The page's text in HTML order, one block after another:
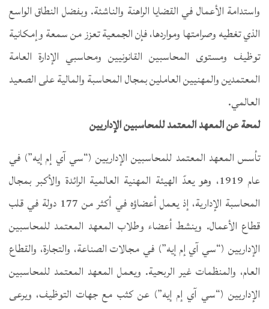
واستدامة الأعمال في القضايا الراهنة والناشئة. وبفضل النطاق الواسع
الذي تغطيه وصرامتها ومواردها، فإن الجمعية تعزز من سمعة وإمكانية
توظيف ومستوى المحاسبين القانونيين ومحاسبي الإدارة العامة
المعتمدين والمهنيين العاملين بمجال المحاسبة والمالية على الصعيد
العالمي.
لمحة عن المعهد المعتمد للمحاسبين الإداريين
تأسس المعهد المعتمد للمحاسبين الإداريين (“سي آي إم إيه”) في
عام 1919، وهو يعدّ الهيئة المهنية العالمية الرائدة والأكبر بمجال
المحاسبة الإدارية، إذ يعمل أعضاؤه في أكثر من 177 دولة في قلب
قطاع الأعمال. وينشط أعضاء وطلاب المعهد المعتمد للمحاسبين
الإداريين (“سي آي إم إيه”) في مجالات الصناعة، والتجارة، والقطاع
العام، والمنظمات غير الربحية. ويعمل المعهد المعتمد للمحاسبين
الإداريين (“سي آي إم إيه”) عن كثب مع جهات التوظيف، ويرعى